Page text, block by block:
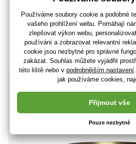
Kapsička Ontario tuňák a losos ve
25 Kč
21 Kč bez DPH
Poslední 2 kusy(U vás 10.08.)